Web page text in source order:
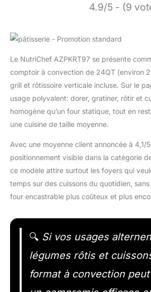
4.9/5 - (9
Le NutriChef AZPKRT97 se présente
comptoir à convection de 24QT (environ
grill et rôtissoire verticale incluse. Sur le
usage polyvalent: dorer, gratiner, rôtir et
homogène qu’un four statique, tout en
une cuisine de taille moyenne.
Avec une moyenne client annoncée à 4,1/
positionnement visible dans la catégorie
ce modèle attire surtout les foyers qui
temps sur des cuissons du quotidien,
four encastrable plus coûteux et plus
🔍 Si vos usages
légumes rôtis et
format à convection